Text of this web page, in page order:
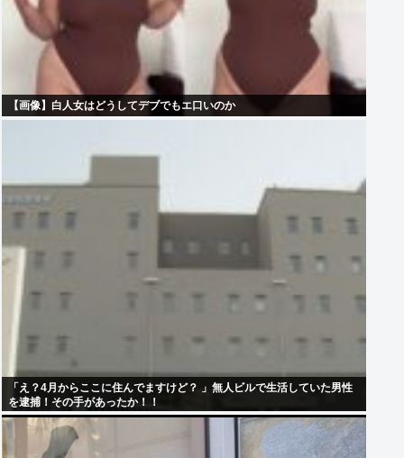
【画像】白人女はどうしてデブでもエ口いのか
「え？4月からここに住んでますけど？ 」無人ビルで生活していた男性
を逮捕！その手があったか！！